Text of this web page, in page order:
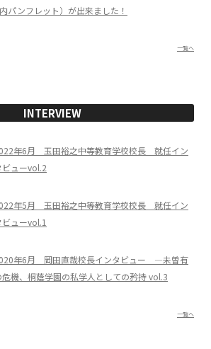
内パンフレット）が出来ました！
一覧へ
INTERVIEW
年6月 玉田裕之中等教育学校校長 就任イン
ビューvol.2
年5月 玉田裕之中等教育学校校長 就任イン
ビューvol.1
年6月 岡田直哉校長インタビュー ―未曽有
危機、桐蔭学園の私学人としての矜持 vol.3
一覧へ